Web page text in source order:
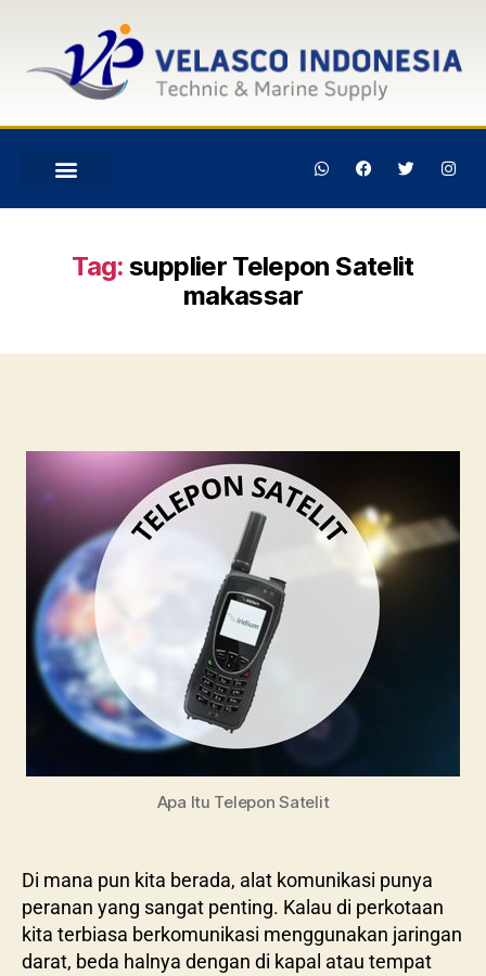
Tag: supplier Telepon Satelit
makassar
Apa Itu Telepon Satelit
Di mana pun kita berada, alat komunikasi punya
peranan yang sangat penting. Kalau di perkotaan
kita terbiasa berkomunikasi menggunakan jaringan
darat, beda halnya dengan di kapal atau tempat